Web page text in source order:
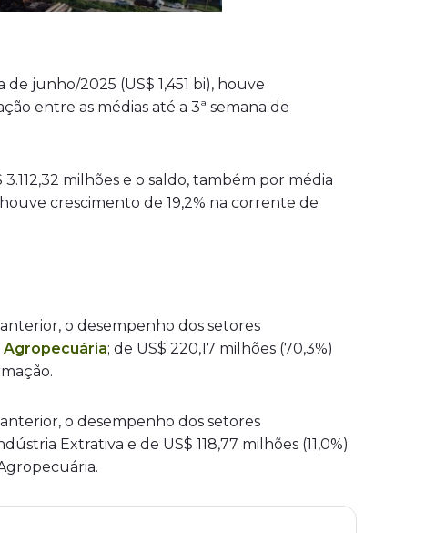
junho/2025 (US$ 1,451 bi), houve
entre as médias até a 3ª semana de
milhões e o saldo, também por média
crescimento de 19,2% na corrente de
o desempenho dos setores
Agropecuária; de US$ 220,17 milhões (70,3%)
o desempenho dos setores
Extrativa e de US$ 118,77 milhões (11,0%)